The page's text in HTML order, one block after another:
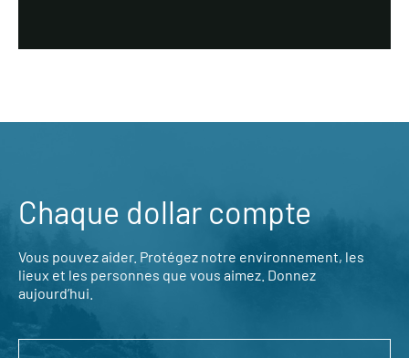
Chaque dollar compte
Vous pouvez aider. Protégez notre environnement, les
lieux et les personnes que vous aimez. Donnez
aujourd’hui.